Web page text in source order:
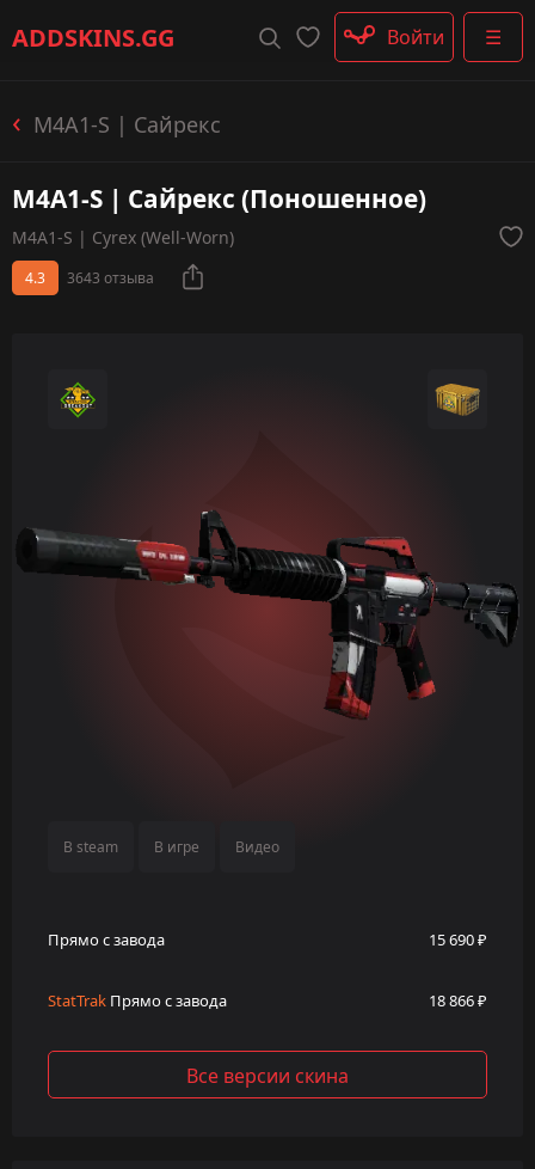
ADDSKINS.GG ☰
Пистолеты-пулемёты
Перчатки
Войти
M4A1-S | Сайрекс
M4A1-S | Сайрекс (Поношенное)
M4A1-S | Cyrex (Well-Worn)
4.3 3643 отзыва
В steam В игре Видео
Прямо с завода 15 690 ₽
StatTrak Прямо с завода 18 866 ₽
Все версии скина